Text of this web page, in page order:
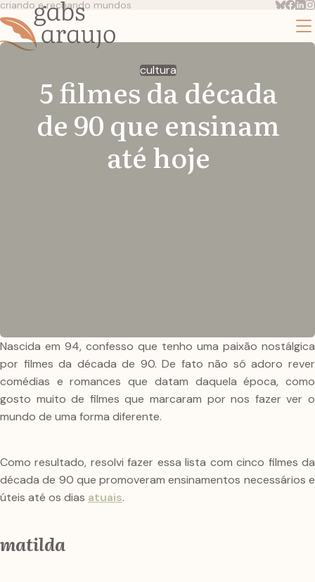
criando e recriando mundos
cultura
5 filmes da década
de 90 que ensinam
até hoje
Nascida em 94, confesso que tenho uma paixão nostálgica
por filmes da década de 90. De fato não só adoro rever
comédias e romances que datam daquela época, como
gosto muito de filmes que marcaram por nos fazer ver o
mundo de uma forma diferente.
Como resultado, resolvi fazer essa lista com cinco filmes da
década de 90 que promoveram ensinamentos necessários e
úteis até os dias atuais.
matilda